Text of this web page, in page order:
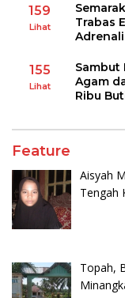
159
Lihat
Trabas
155
Lihat
Sambut
Agam
Ribu
Feature
Aisyah
Tengah
Topah,